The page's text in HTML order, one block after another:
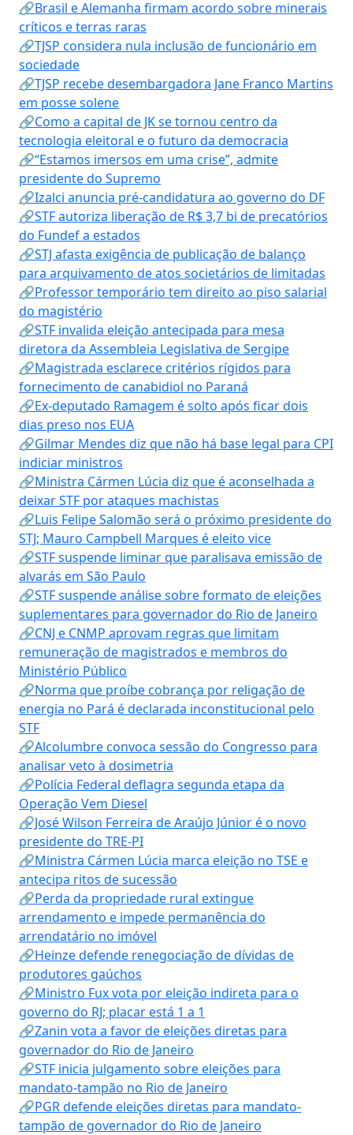
🔗Brasil e Alemanha firmam acordo sobre minerais
críticos e terras raras
🔗TJSP considera nula inclusão de funcionário em
sociedade
🔗TJSP recebe desembargadora Jane Franco Martins
em posse solene
🔗Como a capital de JK se tornou centro da
tecnologia eleitoral e o futuro da democracia
🔗“Estamos imersos em uma crise”, admite
presidente do Supremo
🔗Izalci anuncia pré-candidatura ao governo do DF
🔗STF autoriza liberação de R$ 3,7 bi de precatórios
do Fundef a estados
🔗STJ afasta exigência de publicação de balanço
para arquivamento de atos societários de limitadas
🔗Professor temporário tem direito ao piso salarial
do magistério
🔗STF invalida eleição antecipada para mesa
diretora da Assembleia Legislativa de Sergipe
🔗Magistrada esclarece critérios rígidos para
fornecimento de canabidiol no Paraná
🔗Ex-deputado Ramagem é solto após ficar dois
dias preso nos EUA
🔗Gilmar Mendes diz que não há base legal para CPI
indiciar ministros
🔗Ministra Cármen Lúcia diz que é aconselhada a
deixar STF por ataques machistas
🔗Luis Felipe Salomão será o próximo presidente do
STJ; Mauro Campbell Marques é eleito vice
🔗STF suspende liminar que paralisava emissão de
alvarás em São Paulo
🔗STF suspende análise sobre formato de eleições
suplementares para governador do Rio de Janeiro
🔗CNJ e CNMP aprovam regras que limitam
remuneração de magistrados e membros do
Ministério Público
🔗Norma que proíbe cobrança por religação de
energia no Pará é declarada inconstitucional pelo
STF
🔗Alcolumbre convoca sessão do Congresso para
analisar veto à dosimetria
🔗Polícia Federal deflagra segunda etapa da
Operação Vem Diesel
🔗José Wilson Ferreira de Araújo Júnior é o novo
presidente do TRE-PI
🔗Ministra Cármen Lúcia marca eleição no TSE e
antecipa ritos de sucessão
🔗Perda da propriedade rural extingue
arrendamento e impede permanência do
arrendatário no imóvel
🔗Heinze defende renegociação de dívidas de
produtores gaúchos
🔗Ministro Fux vota por eleição indireta para o
governo do RJ; placar está 1 a 1
🔗Zanin vota a favor de eleições diretas para
governador do Rio de Janeiro
🔗STF inicia julgamento sobre eleições para
mandato-tampão no Rio de Janeiro
🔗PGR defende eleições diretas para mandato-
tampão de governador do Rio de Janeiro